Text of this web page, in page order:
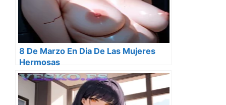
8 De Marzo En Dia De Las Mujeres
Hermosas